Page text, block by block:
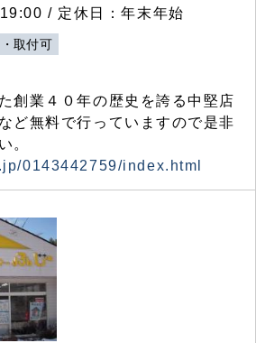
/ 定休日：年末年始
取付可
創業４０年の歴史を誇る中堅店
ど無料で行っていますので是非
。
0143442759/index.html